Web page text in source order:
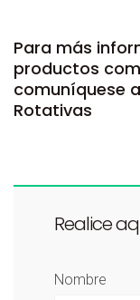
Para más
productos
comuníquese
Rotativas
Realice
Nombre